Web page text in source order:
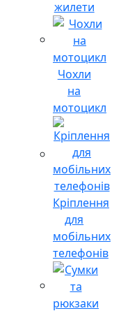
жилети
Чохли
на
мотоцикл
Кріплення
для
мобільних
телефонів